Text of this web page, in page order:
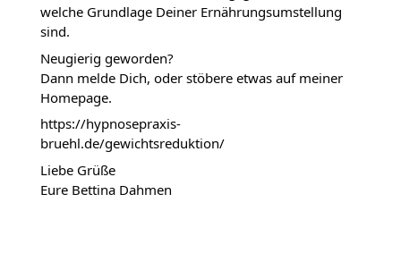
welche Grundlage Deiner Ernährungsumstellung
sind.
Neugierig geworden?
Dann melde Dich, oder stöbere etwas auf meiner
Homepage.
https://hypnosepraxis-
bruehl.de/gewichtsreduktion/
Liebe Grüße
Eure Bettina Dahmen